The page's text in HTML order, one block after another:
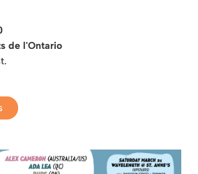
de l'Ontario